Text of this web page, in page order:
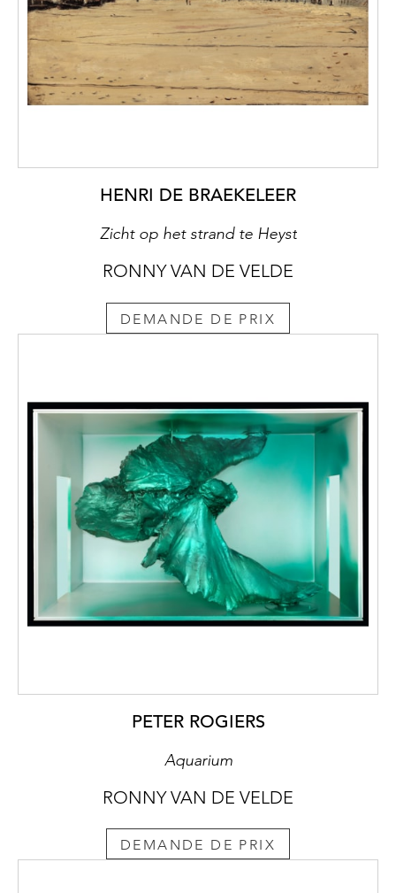
HENRI DE BRAEKELEER
Zicht op het strand te Heyst
RONNY VAN DE VELDE
DEMANDE DE PRIX
PETER ROGIERS
Aquarium
RONNY VAN DE VELDE
DEMANDE DE PRIX